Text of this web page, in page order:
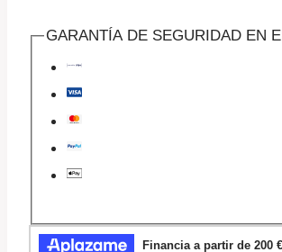
GARANTÍA DE SEGURIDAD EN